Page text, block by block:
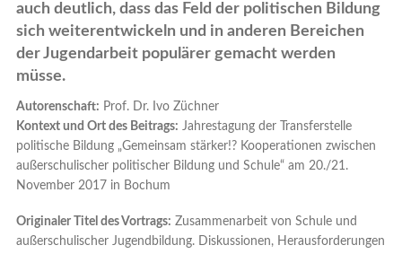
auch deutlich, dass das Feld der politischen Bildung
sich weiterentwickeln und in anderen Bereichen
der Jugendarbeit populärer gemacht werden
müsse.
Autorenschaft: Prof. Dr. Ivo Züchner
Kontext und Ort des Beitrags: Jahrestagung der Transferstelle
politische Bildung „Gemeinsam stärker!? Kooperationen zwischen
außerschulischer politischer Bildung und Schule“ am 20./21.
November 2017 in Bochum
Originaler Titel des Vortrags: Zusammenarbeit von Schule und
außerschulischer Jugendbildung. Diskussionen, Herausforderungen